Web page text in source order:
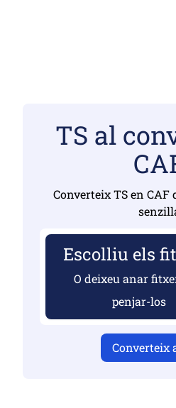
TS al
Converteix TS en
Escolliu els
O deixeu anar
penjar-los
Converteix